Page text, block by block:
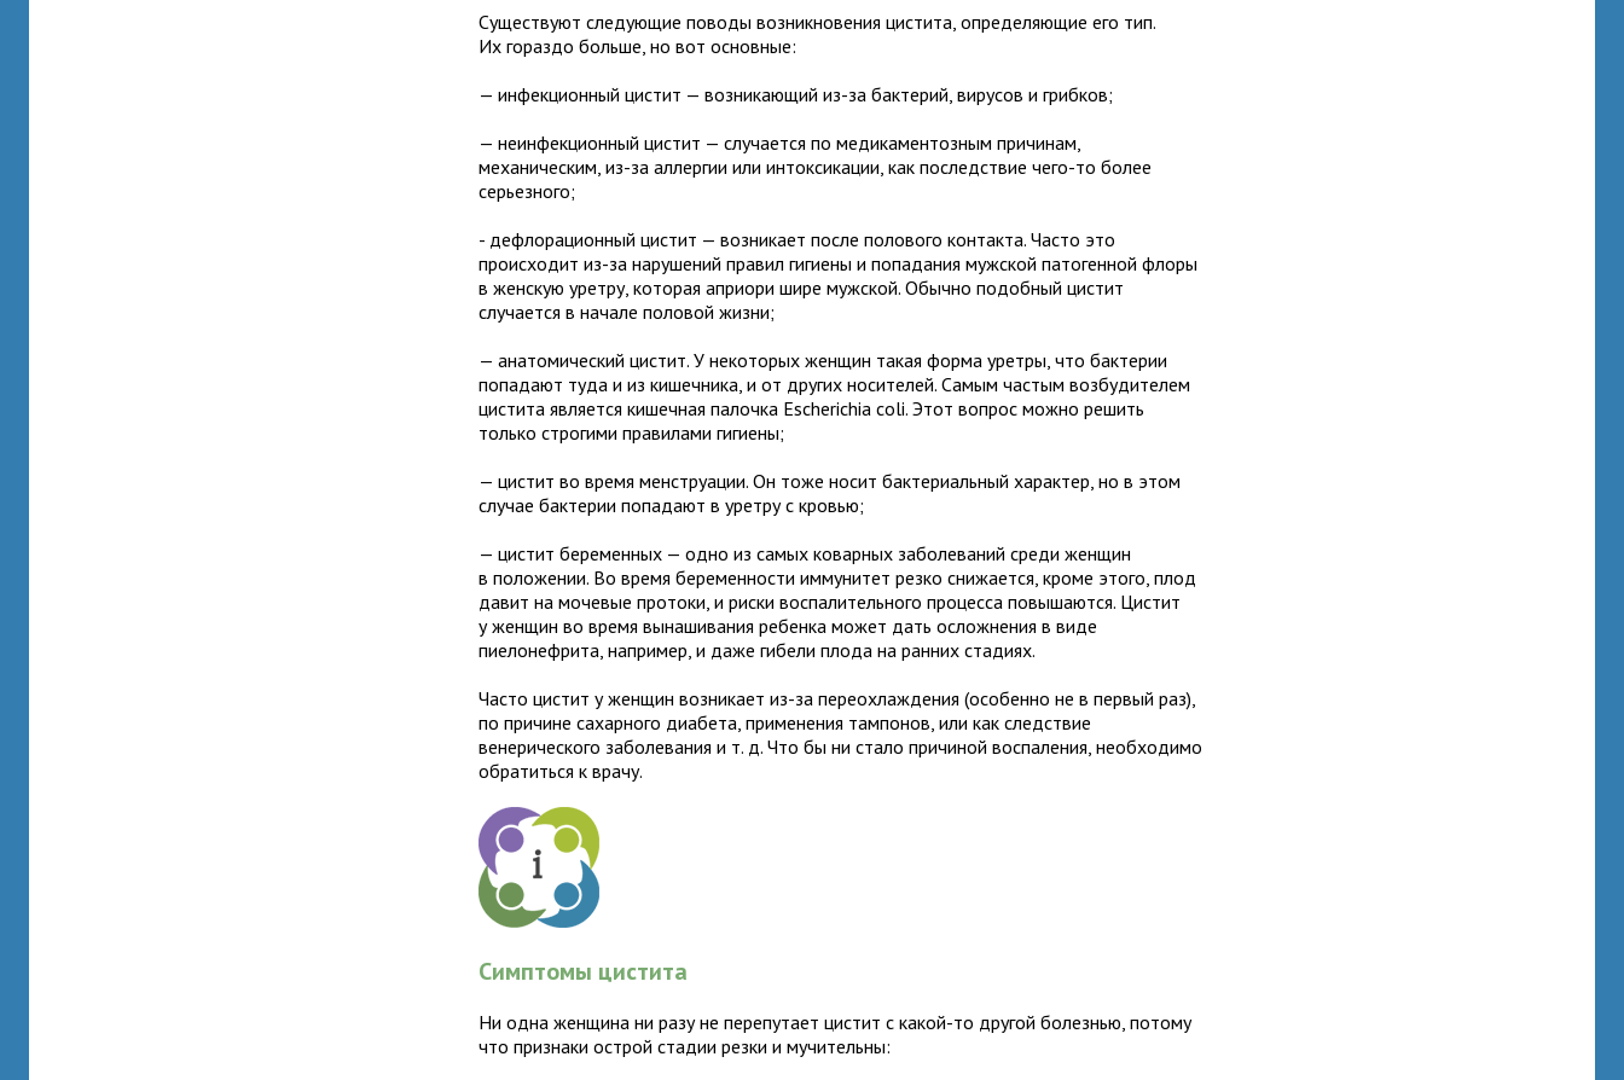
Существуют следующие поводы возникновения цистита, определяющие его тип.
Их гораздо больше, но вот основные:
— инфекционный цистит — возникающий из-за бактерий, вирусов и грибков;
— неинфекционный цистит — случается по медикаментозным причинам,
механическим, из-за аллергии или интоксикации, как последствие чего-то более
серьезного;
- дефлорационный цистит — возникает после полового контакта. Часто это
происходит из-за нарушений правил гигиены и попадания мужской патогенной флоры
в женскую уретру, которая априори шире мужской. Обычно подобный цистит
случается в начале половой жизни;
— анатомический цистит. У некоторых женщин такая форма уретры, что бактерии
попадают туда и из кишечника, и от других носителей. Самым частым возбудителем
цистита является кишечная палочка Escherichia coli. Этот вопрос можно решить
только строгими правилами гигиены;
— цистит во время менструации. Он тоже носит бактериальный характер, но в этом
случае бактерии попадают в уретру с кровью;
— цистит беременных — одно из самых коварных заболеваний среди женщин
в положении. Во время беременности иммунитет резко снижается, кроме этого, плод
давит на мочевые протоки, и риски воспалительного процесса повышаются. Цистит
у женщин во время вынашивания ребенка может дать осложнения в виде
пиелонефрита, например, и даже гибели плода на ранних стадиях.
Часто цистит у женщин возникает из-за переохлаждения (особенно не в первый раз),
по причине сахарного диабета, применения тампонов, или как следствие
венерического заболевания и т. д. Что бы ни стало причиной воспаления, необходимо
обратиться к врачу.
Симптомы цистита
Ни одна женщина ни разу не перепутает цистит с какой-то другой болезнью, потому
что признаки острой стадии резки и мучительны: